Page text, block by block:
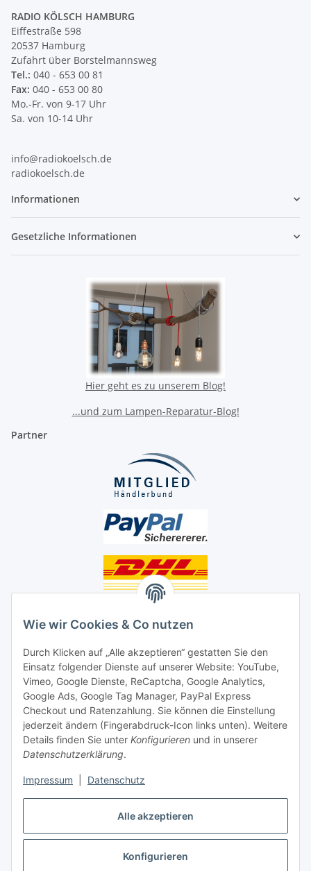
Alle akzeptieren
Konfigurieren
Wie wir Cookies & Co nutzen
Durch Klicken auf „Alle akzeptieren“ gestatten Sie den
Einsatz folgender Dienste auf unserer Website: YouTube,
Vimeo, Google Dienste, ReCaptcha, Google Analytics,
Google Ads, Google Tag Manager, PayPal Express
Checkout und Ratenzahlung. Sie können die Einstellung
jederzeit ändern (Fingerabdruck-Icon links unten). Weitere
Details finden Sie unter Konfigurieren und in unserer
Datenschutzerklärung.
Impressum Datenschutz
RADIO KÖLSCH HAMBURG
Eiffestraße 598
20537 Hamburg
Zufahrt über Borstelmannsweg
Tel.: 040 - 653 00 81
Fax: 040 - 653 00 80
Mo.-Fr. von 9-17 Uhr
Sa. von 10-14 Uhr
info@radiokoelsch.de
radiokoelsch.de
Informationen
Gesetzliche Informationen
Hier geht es zu unserem Blog!
...und zum Lampen-Reparatur-Blog!
Partner
Social Media
Unsere Dienstleistungen
Lampenreparatur
Lichtservice für Senioren
Vertrag widerrufen
* Alle Preise inkl. gesetzlicher USt., ** siehe Lieferbedingungen, zzgl.